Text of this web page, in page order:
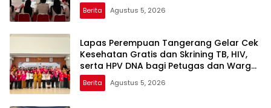
Berita Agustus 5, 2026
Lapas Perempuan Tangerang Gelar Cek
Kesehatan Gratis dan Skrining TB, HIV,
serta HPV DNA bagi Petugas dan Warga
Binaan
Berita Agustus 5, 2026